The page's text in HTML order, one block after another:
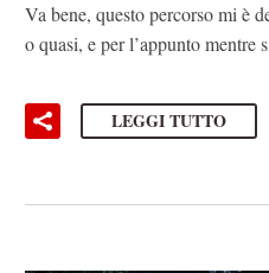
Va bene, questo percorso mi è
o quasi, e per l’appunto
LEGGI TUTTO